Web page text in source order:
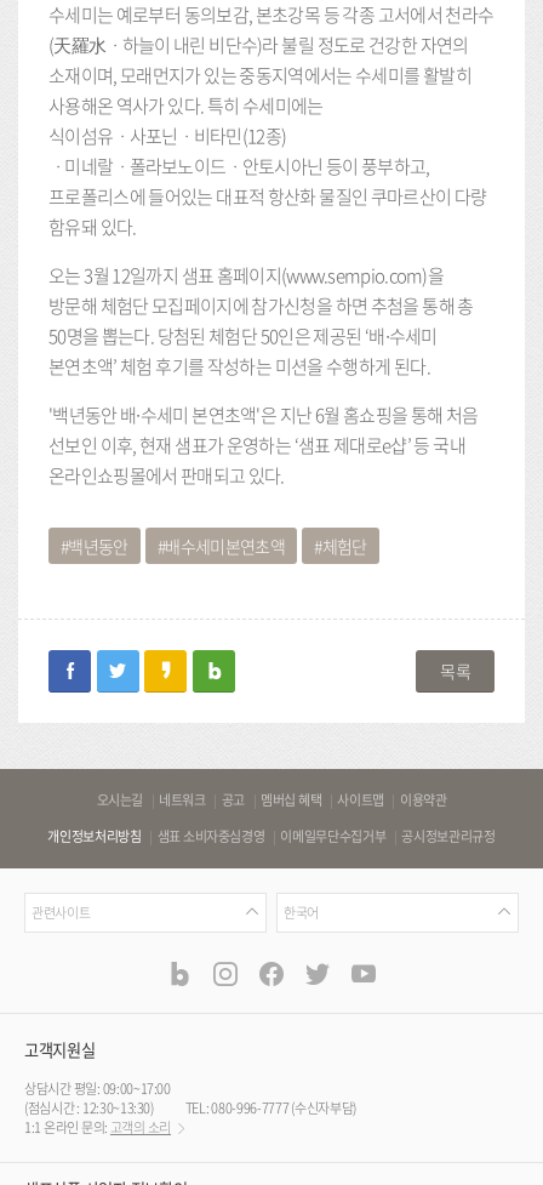
수세미는 예로부터 동의보감, 본초강목 등 각종 고서에서 천라수
(天羅水ㆍ하늘이 내린 비단수)라 불릴 정도로 건강한 자연의
소재이며, 모래먼지가 있는 중동지역에서는 수세미를 활발히
사용해온 역사가 있다. 특히 수세미에는
식이섬유ㆍ사포닌ㆍ비타민(12종)
ㆍ미네랄ㆍ폴라보노이드ㆍ안토시아닌 등이 풍부하고,
프로폴리스에 들어있는 대표적 항산화 물질인 쿠마르산이 다량
함유돼 있다.
오는 3월 12일까지 샘표 홈페이지(www.sempio.com)을
방문해 체험단 모집페이지에 참가신청을 하면 추첨을 통해 총
50명을 뽑는다. 당첨된 체험단 50인은 제공된 ‘배∙수세미
본연초액’ 체험 후기를 작성하는 미션을 수행하게 된다.
'백년동안 배∙수세미 본연초액'은 지난 6월 홈쇼핑을 통해 처음
선보인 이후, 현재 샘표가 운영하는 ‘샘표 제대로e샵’ 등 국내
온라인쇼핑몰에서 판매되고 있다.
백년동안 배수세미본연초액 체험단
facebooktwitter kakaostoryblog 목록
오시는길 네트워크 공고 멤버십 혜택 사이트맵
이용약관
개인정보처리방침
샘표 소비자중심경영 이메일무단수집거부 공시정보관리규정
관
련
관련사이트
언
어
한국어
널
blog instagramfacebook
twitter
고객지원실
상담시간 평일: 09:00~17:00
(점심시간 : 12:30~13:30)
TEL: 080-996-7777 (수신자부담)
1:1 온라인 문의: 고객의 소리